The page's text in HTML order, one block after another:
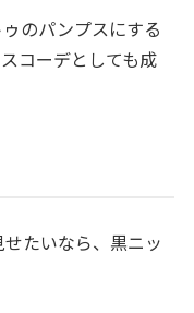
のパンプスにする
コーデとしても成
たいなら、黒ニッ